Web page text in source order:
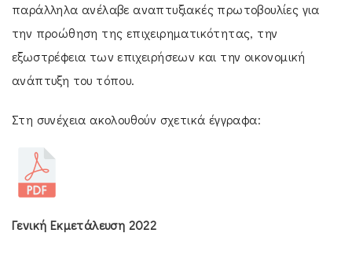
παράλληλα ανέλαβε αναπτυξιακές πρωτοβουλίες για
την προώθηση της επιχειρηματικότητας, την
εξωστρέφεια των επιχειρήσεων και την οικονομική
ανάπτυξη του τόπου.
Στη συνέχεια ακολουθούν σχετικά έγγραφα:
Γενική Εκμετάλευση 2022